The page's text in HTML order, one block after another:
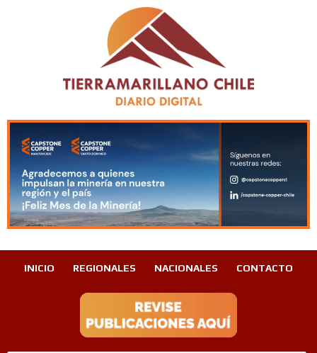
INICIO REGIONALES NACIONALES CONTACTO